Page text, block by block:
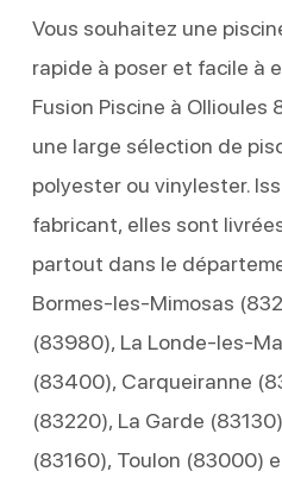
Vous souhaitez une
rapide à poser et facile à
Fusion Piscine à Ollioules
une large sélection de
polyester ou vinylester.
fabricant, elles sont
partout dans le
Bormes-les-Mimosas
(83980), La Londe-les-
(83400), Carqueiranne
(83220), La Garde
(83160), Toulon (83000)